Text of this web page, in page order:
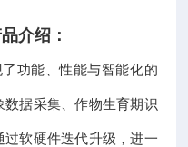
介绍：
功能、性能与智能化的
据采集、作物生育期识
软硬件迭代升级，进一